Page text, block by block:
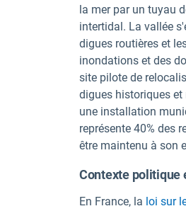
la mer par un tuyau
intertidal. La vallée
digues routières et
inondations et des
site pilote de
digues historiques et
une installation
représente 40% des
être maintenu à son
Contexte politique
En France, la loi sur